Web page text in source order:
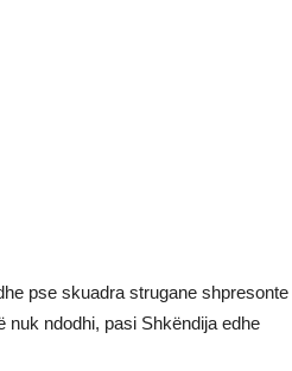
pse skuadra strugane shpresonte
nuk ndodhi, pasi Shkëndija edhe